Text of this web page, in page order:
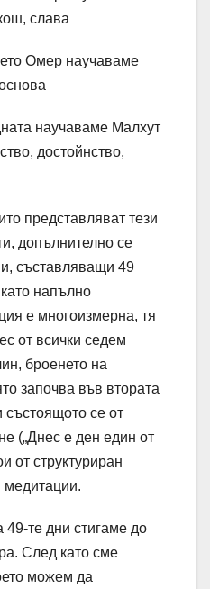
слава
Омер научаваме
научаваме Малхут
достойнство,
представляват тези
допълнително се
съставляващи 49
напълно
е многоизмерна, тя
от всички седем
броенето на
започва във втората
състоящото се от
(„Днес е ден един от
от структуриран
медитации.
те дни стигаме до
След като сме
можем да